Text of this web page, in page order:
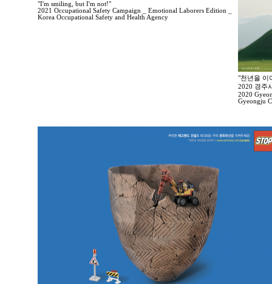
"I'm smiling, but I'm not!"
2021 Occupational Safety Campaign _ Emotional Laborers Edition _
Korea Occupational Safety and Health Agency
"천년을 이
2020 경주
2020
Gyeongju